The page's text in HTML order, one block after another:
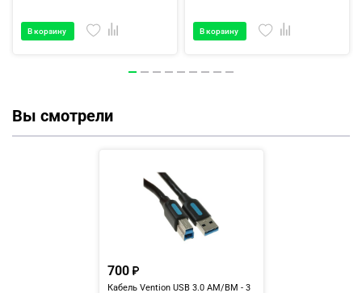
В корзину В корзину
Вы смотрели
700
Кабель Vention USB 3.0 AM/BM - 3